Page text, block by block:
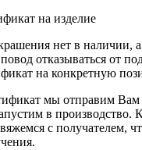
на изделие
нет в наличии,
отказываться от
на конкретную
мы отправим Вам
в производство.
с получателем,